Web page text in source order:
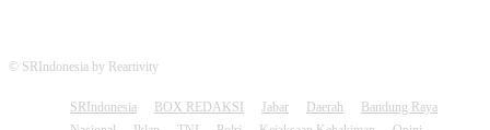
© SRIndonesia by Reartivity
SRIndonesia BOX REDAKSI Jabar Daerah
Bandung Raya